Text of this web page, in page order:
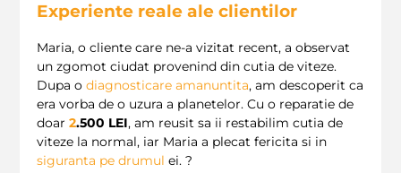
Experiente reale ale clientilor
Maria, o cliente care ne-a vizitat recent, a observat
un zgomot ciudat provenind din cutia de viteze.
Dupa o diagnosticare amanuntita, am descoperit ca
era vorba de o uzura a planetelor. Cu o reparatie de
doar 2.500 LEI, am reusit sa ii restabilim cutia de
viteze la normal, iar Maria a plecat fericita si in
siguranta pe drumul ei. ?